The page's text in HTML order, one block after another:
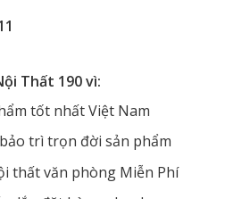
Thất 190 vì:
tốt nhất Việt Nam
trì trọn đời sản phẩm
thất văn phòng Miễn Phí